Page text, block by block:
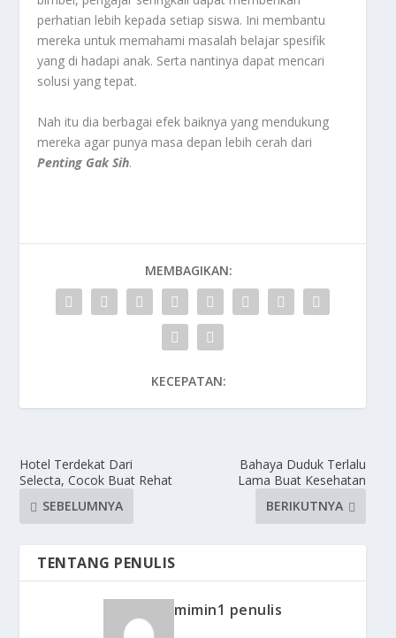
perhatian lebih kepada setiap siswa. Ini membantu
mereka untuk memahami masalah belajar spesifik
yang di hadapi anak. Serta nantinya dapat mencari
solusi yang tepat.
Nah itu dia berbagai efek baiknya yang mendukung
mereka agar punya masa depan lebih cerah dari
Penting Gak Sih.
MEMBAGIKAN:
KECEPATAN:
Hotel Terdekat Dari
Selecta, Cocok Buat Rehat
SEBELUMNYA
Bahaya Duduk Terlalu
Lama Buat Kesehatan
BERIKUTNYA
TENTANG PENULIS
mimin1 penulis